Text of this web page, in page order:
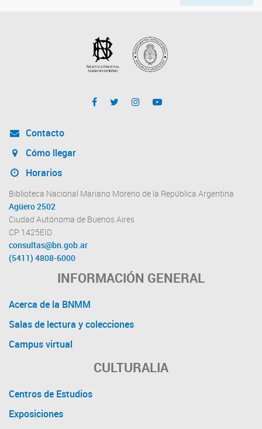
Contacto
Cómo llegar
Horarios
Biblioteca Nacional Mariano Moreno de la República Argentina
Agüero 2502
Ciudad Autónoma de Buenos Aires
CP 1425EID
consultas@bn.gob.ar
(5411) 4808-6000
INFORMACIÓN GENERAL
Acerca de la BNMM
Salas de lectura y colecciones
Campus virtual
CULTURALIA
Centros de Estudios
Exposiciones